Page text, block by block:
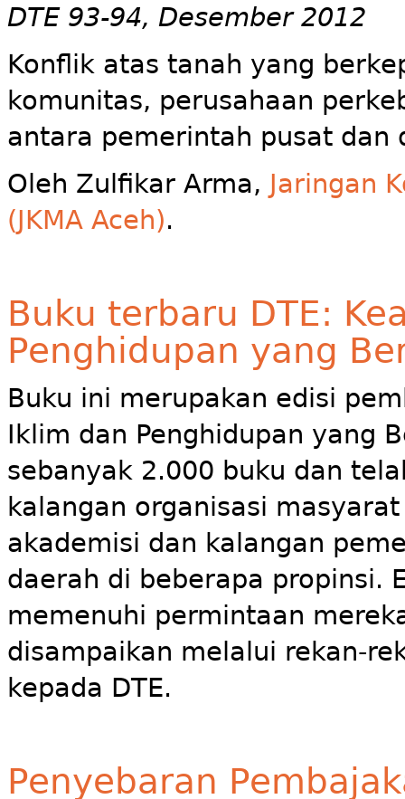
DTE 93-94, Desember 2012
Konflik atas tanah yang
komunitas, perusahaan
antara pemerintah pusat dan
Oleh Zulfikar Arma, Jaringan
(JKMA Aceh).
Buku terbaru DTE:
Penghidupan yang
Buku ini merupakan edisi
Iklim dan Penghidupan yang
sebanyak 2.000 buku dan
kalangan organisasi
akademisi dan kalangan
daerah di beberapa propinsi.
memenuhi permintaan
disampaikan melalui rekan-
kepada DTE.
Penyebaran